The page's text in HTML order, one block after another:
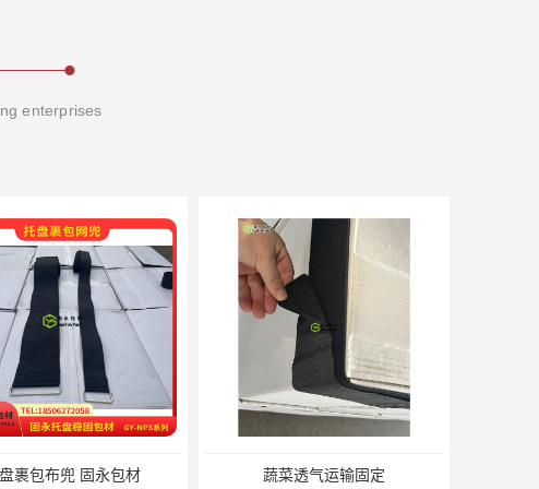
enterprises
裹包布兜 固永包材 蔬菜透气运输固定